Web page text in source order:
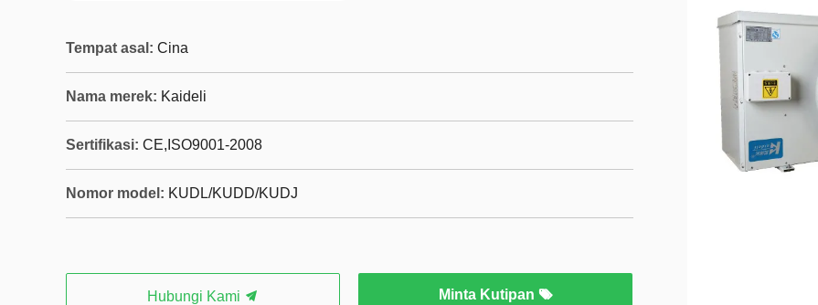
Tempat asal: Cina
Nama merek: Kaideli
Sertifikasi: CE,ISO9001-2008
Nomor model: KUDL/KUDD/KUDJ
Hubungi Kami Minta Kutipan